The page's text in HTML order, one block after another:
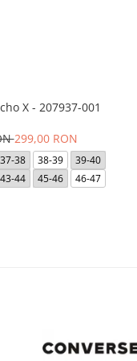
X - 207937-001
299,00 RON
37-38 38-39
39-40
43-44 45-46 46-47